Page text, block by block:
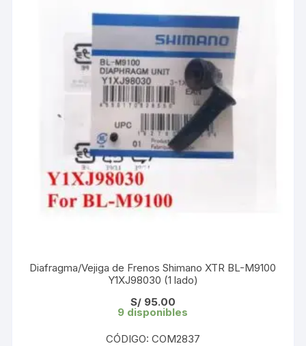
Diafragma/Vejiga de Frenos Shimano XTR BL-M9100
Y1XJ98030 (1 lado)
S/95.00
9 disponibles
CÓDIGO: COM2837